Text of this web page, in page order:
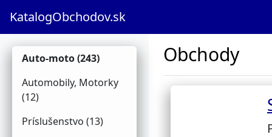
KatalogObchodov.sk
Auto-moto (243)
Automobily, Motorky
(12)
Príslušenstvo (13)
Obchody